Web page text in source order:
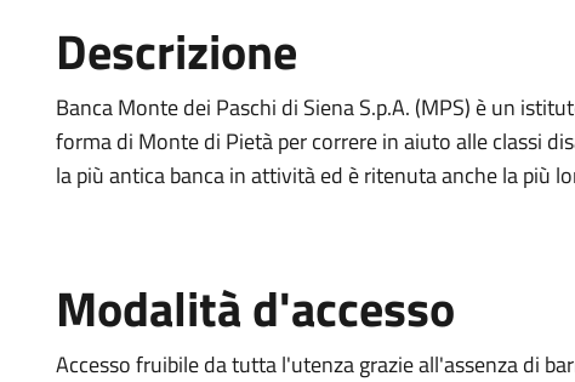
Descrizione
Banca Monte dei Paschi di Siena S.p.A. (MPS) è un
forma di Monte di Pietà per correre in aiuto alle classi
la più antica banca in attività ed è ritenuta anche la più
Modalità d'accesso
Accesso fruibile da tutta l'utenza grazie all'assenza di